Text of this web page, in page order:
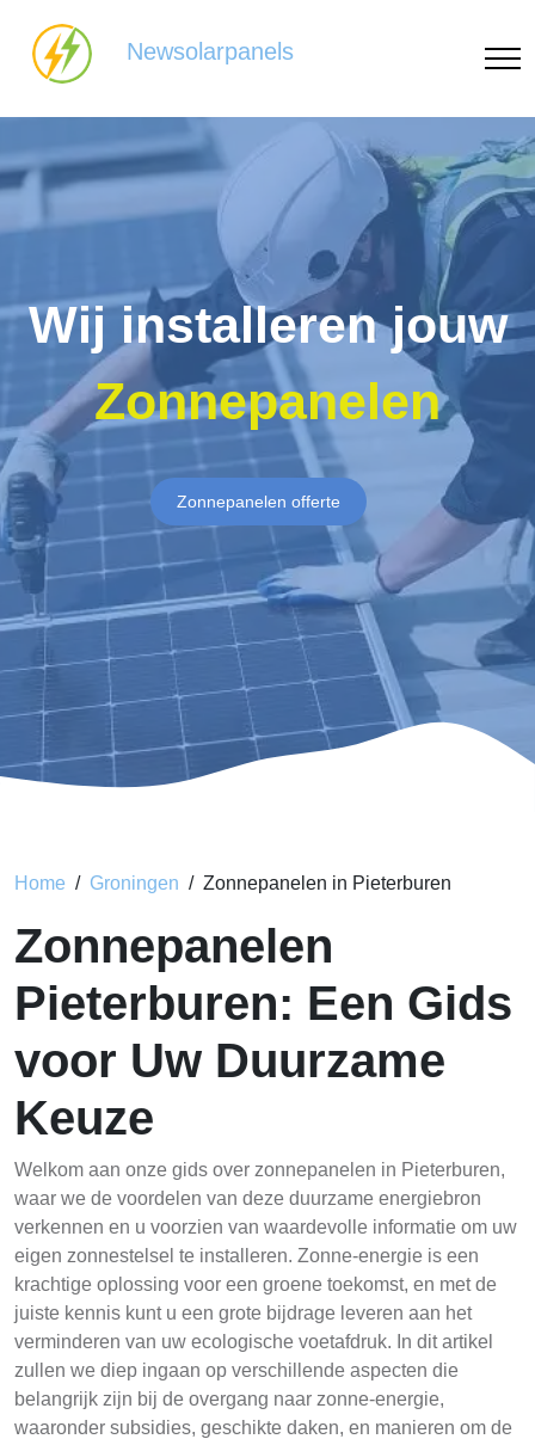
Newsolarpanels
Wij installeren jouw
Zonnepanelen
Zonnepanelen offerte
Home Groningen Zonnepanelen in Pieterburen
Zonnepanelen
Pieterburen: Een Gids
voor Uw Duurzame
Keuze
Welkom aan onze gids over zonnepanelen in Pieterburen,
waar we de voordelen van deze duurzame energiebron
verkennen en u voorzien van waardevolle informatie om uw
eigen zonnestelsel te installeren. Zonne-energie is een
krachtige oplossing voor een groene toekomst, en met de
juiste kennis kunt u een grote bijdrage leveren aan het
verminderen van uw ecologische voetafdruk. In dit artikel
zullen we diep ingaan op verschillende aspecten die
belangrijk zijn bij de overgang naar zonne-energie,
waaronder subsidies, geschikte daken, en manieren om de